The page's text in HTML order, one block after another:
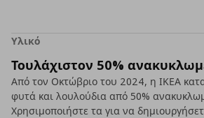
Υλικό
Τουλάχιστον 50%
Από τον Οκτώβριο του 2024, η ΙΚΕΑ
φυτά και λουλούδια από 50%
Χρησιμοποιήστε τα για να